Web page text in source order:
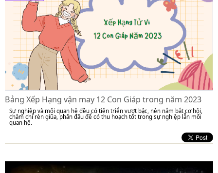
Bảng Xếp Hạng vận may 12 Con Giáp trong năm 2023
Sự nghiệp và mối quan hệ đều có tiến triển vượt bậc, nên nắm bắt cơ hội,
chăm chỉ rèn giũa, phấn đấu để có thu hoạch tốt trong sự nghiệp lẫn mối
quan hệ.